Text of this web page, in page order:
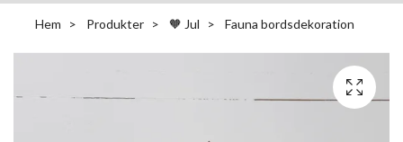
Hem Produkter 🧡 Jul Fauna bordsdekoration